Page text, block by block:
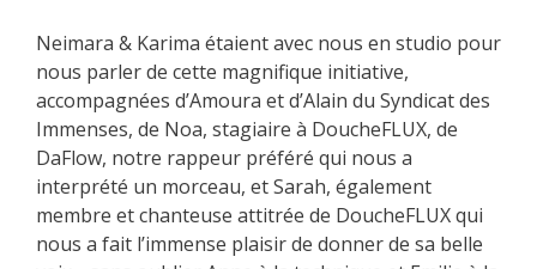
Neimara & Karima étaient avec nous en studio pour
nous parler de cette magnifique initiative,
accompagnées d’Amoura et d’Alain du Syndicat des
Immenses, de Noa, stagiaire à DoucheFLUX, de
DaFlow, notre rappeur préféré qui nous a
interprété un morceau, et Sarah, également
membre et chanteuse attitrée de DoucheFLUX qui
nous a fait l’immense plaisir de donner de sa belle